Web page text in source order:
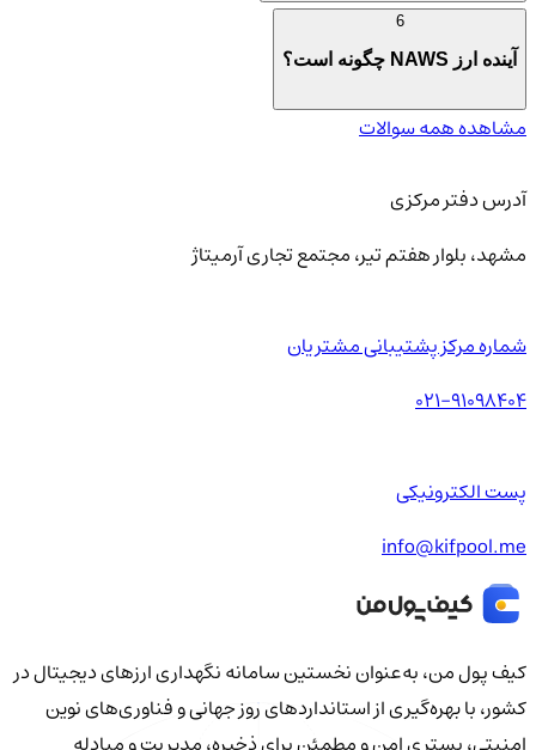
آینده ارز NAWS چگونه است؟
مشاهده همه سوالات
آدرس دفتر مرکزی
مشهد، بلوار هفتم تیر، مجتمع تجاری آرمیتاژ
شماره مرکز پشتیبانی مشتریان
021-91098404
پست الکترونیکی
info@kifpool.me
کیف‌ پول من، به‌عنوان نخستین سامانه نگهداری ارزهای دیجیتال در
کشور، با بهره‌گیری از استانداردهای روز جهانی و فناوری‌های نوین